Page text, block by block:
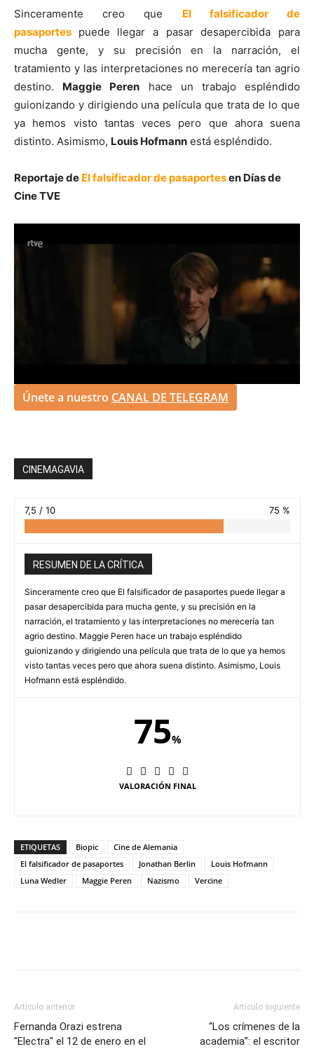
Sinceramente creo que El falsificador de
pasaportes puede llegar a pasar desapercibida para
mucha gente, y su precisión en la narración, el
tratamiento y las interpretaciones no merecería tan agrio
destino. Maggie Peren hace un trabajo espléndido
guionizando y dirigiendo una película que trata de lo que
ya hemos visto tantas veces pero que ahora suena
distinto. Asimismo, Louis Hofmann está espléndido.
Reportaje de El falsificador de pasaportesen Días de
Cine TVE
Únete a nuestro CANAL DE TELEGRAM
CINEMAGAVIA
7,5 / 10 75 %
RESUMEN DE LA CRÍTICA
Sinceramente creo que El falsificador de pasaportes puede llegar a
pasar desapercibida para mucha gente, y su precisión en la
narración, el tratamiento y las interpretaciones no merecería tan
agrio destino. Maggie Peren hace un trabajo espléndido
guionizando y dirigiendo una película que trata de lo que ya hemos
visto tantas veces pero que ahora suena distinto. Asimismo, Louis
Hofmann está espléndido.
75%
VALORACIÓN FINAL
ETIQUETAS Biopic
Cine de Alemania
El falsificador de pasaportes
Jonathan Berlin
Louis Hofmann
Luna Wedler
Maggie Peren Nazismo Vercine
Artículo anterior
Fernanda Orazi estrena
"Electra" el 12 de enero en el
Artículo siguiente
“Los crímenes de la
academia”: el escritor